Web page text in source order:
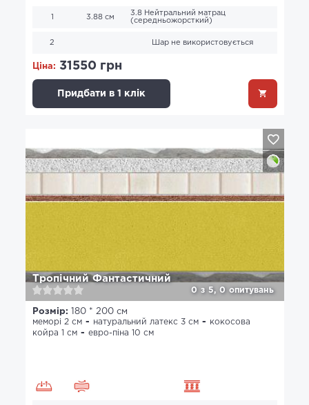
1 3.88 см
3.8 Нейтральний матрац
(середньожорсткий)
2 Шар не використовується
Ціна: 31550 грн
Придбати в 1 клік
Тропічний Фантастичний
0 з 5, 0 опитувань
Розмір: 180 * 200 см
меморі 2 см
натуральний латекс 3 см
кокосова
койра 1 см
евро-піна 10 см